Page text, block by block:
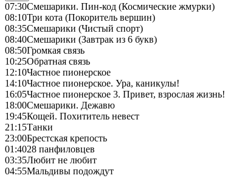
07:30Смешарики. Пин-код (Космические жмурки)
08:10Три кота (Покоритель вершин)
08:35Смешарики (Чистый спорт)
08:40Смешарики (Завтрак из 6 букв)
08:50Громкая связь
10:25Обратная связь
12:10Частное пионерское
14:10Частное пионерское. Ура, каникулы!
16:05Частное пионерское 3. Привет, взрослая жизнь!
18:00Смешарики. Дежавю
19:45Кощей. Похититель невест
21:15Танки
23:00Брестская крепость
01:4028 панфиловцев
03:35Любит не любит
04:55Мальдивы подождут